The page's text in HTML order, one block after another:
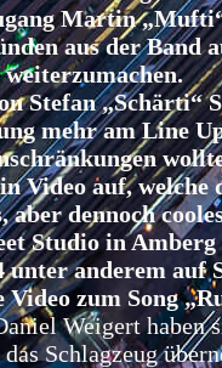
Martin
aus der Band
Stefan „Schärti“
mehr am Line
Video auf, welche
dennoch
Studio in
unter anderem auf
zum Song
Weigert haben
Schlagzeug